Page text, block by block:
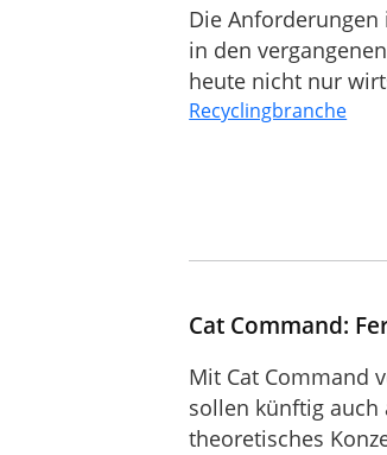
Die
in den
heute nicht nur
Recyclingbranche
Cat Command:
Mit Cat Command
sollen künftig auch
theoretisches